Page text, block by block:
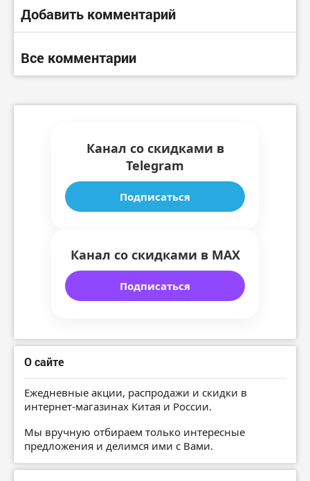
Добавить комментарий
Все комментарии
Канал со скидками в
Telegram
Подписаться
Канал со скидками в MAX
Подписаться
О сайте
Ежедневные акции, распродажи и скидки в
интернет-магазинах Китая и России.
Мы вручную отбираем только интересные
предложения и делимся ими с Вами.